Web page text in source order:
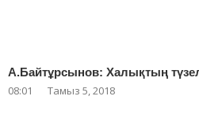
А.Байтұрсынов: Халықтың
08:01 Тамыз 5, 2018